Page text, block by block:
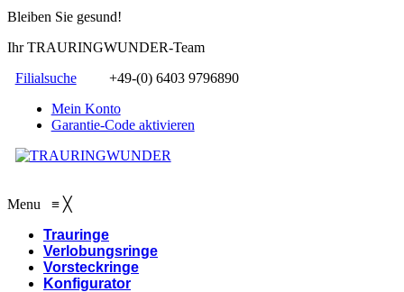
Bleiben Sie gesund!
Ihr TRAURINGWUNDER-Team
Filialsuche
+49-(0) 6403 9796890
Mein Konto
Garantie-Code aktivieren
Menu ≡ ╳
Trauringe
Verlobungsringe
Vorsteckringe
Konfigurator